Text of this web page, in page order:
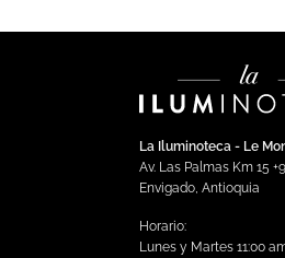
La Iluminoteca - Le
Av. Las Palmas Km 15
Envigado, Antioquia
Horario:
Lunes y Martes 11:00